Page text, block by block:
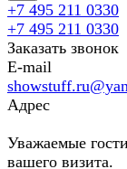
+7 495 211 0330
+7 495 211 0330
Заказать звонок
E-mail
Адрес
Уважаемые
вашего визита.